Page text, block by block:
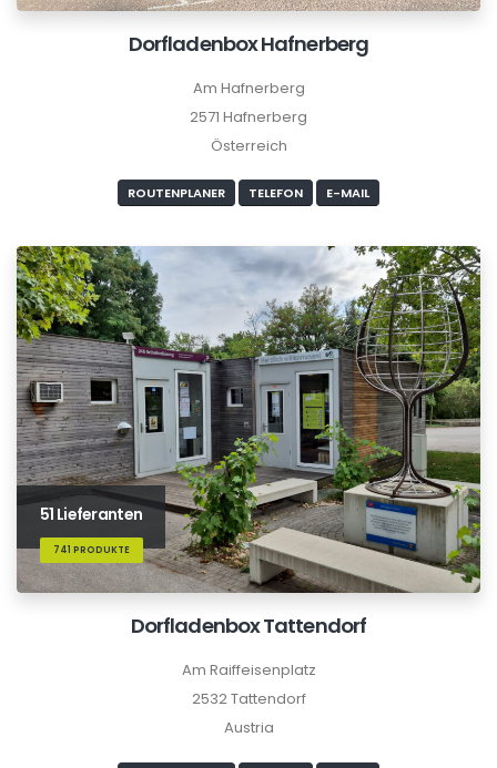
Dorfladenbox Hafnerberg
Am Hafnerberg
2571 Hafnerberg
Österreich
ROUTENPLANER TELEFON E-MAIL
51 Lieferanten
741 PRODUKTE
Dorfladenbox Tattendorf
Am Raiffeisenplatz
2532 Tattendorf
Austria